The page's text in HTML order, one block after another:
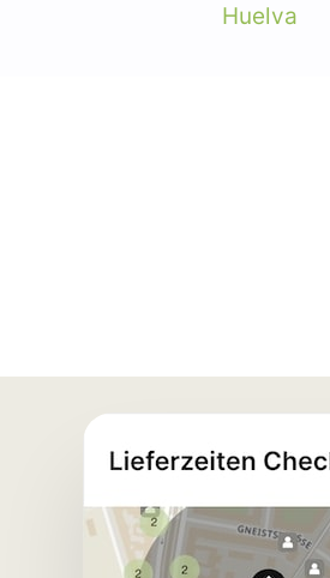
Huelva